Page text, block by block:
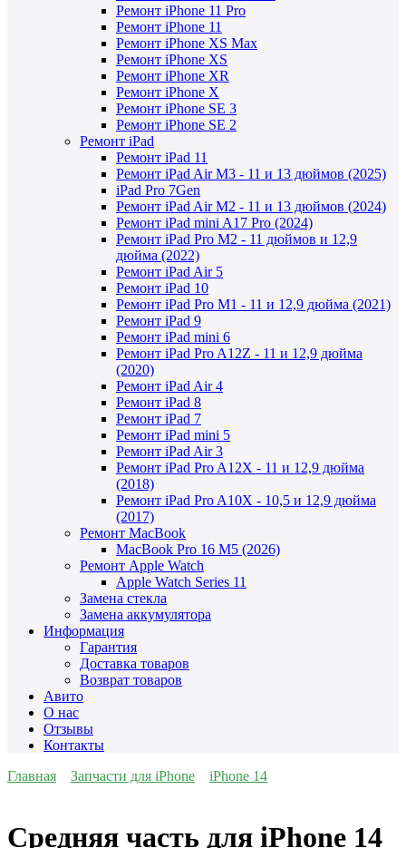
Ремонт iPhone 11 Pro
Ремонт iPhone 11
Ремонт iPhone XS Max
Ремонт iPhone XS
Ремонт iPhone XR
Ремонт iPhone X
Ремонт iPhone SE 3
Ремонт iPhone SE 2
Ремонт iPad
Ремонт iPad 11
Ремонт iPad Air M3 - 11 и 13 дюймов (2025)
iPad Pro 7Gen
Ремонт iPad Air M2 - 11 и 13 дюймов (2024)
Ремонт iPad mini A17 Pro (2024)
Ремонт iPad Pro M2 - 11 дюймов и 12,9
дюйма (2022)
Ремонт iPad Air 5
Ремонт iPad 10
Ремонт iPad Pro M1 - 11 и 12,9 дюйма (2021)
Ремонт iPad 9
Ремонт iPad mini 6
Ремонт iPad Pro A12Z - 11 и 12,9 дюйма
(2020)
Ремонт iPad Air 4
Ремонт iPad 8
Ремонт iPad 7
Ремонт iPad mini 5
Ремонт iPad Air 3
Ремонт iPad Pro A12X - 11 и 12,9 дюйма
(2018)
Ремонт iPad Pro A10X - 10,5 и 12,9 дюйма
(2017)
Ремонт MacBook
MacBook Pro 16 M5 (2026)
Ремонт Apple Watch
Apple Watch Series 11
Замена стекла
Замена аккумулятора
Информация
Гарантия
Доставка товаров
Возврат товаров
Авито
О нас
Отзывы
Контакты
Главная
Запчасти для iPhone iPhone 14
Средняя часть для iPhone 14